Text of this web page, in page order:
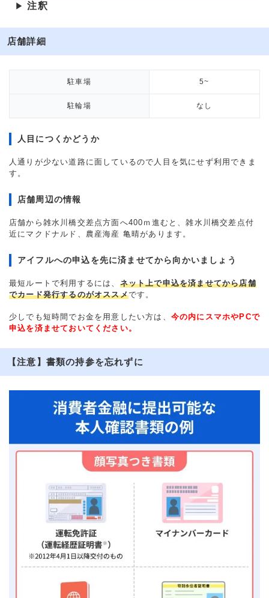
▶ 注釈
店舗詳細
駐車場 5~
駐輪場 なし
人目につくかどうか
人通りが少ない道路に面しているので人目を気にせず利用できま
す。
店舗周辺の情報
店舗から雑水川橋交差点方面へ400ｍ進むと、雑水川橋交差点付
近にマクドナルド、農産海産 亀晴があります。
アイフルへの申込を先に済ませてから向かいましょう
最短ルートで利用するには、 ネット上で申込を済ませてから店舗
でカード発行するのがオススメです。
少しでも短時間でお金を用意したい方は、 今の内にスマホやPCで
申込を済ませておいてください。
【注意】書類の持参を忘れずに